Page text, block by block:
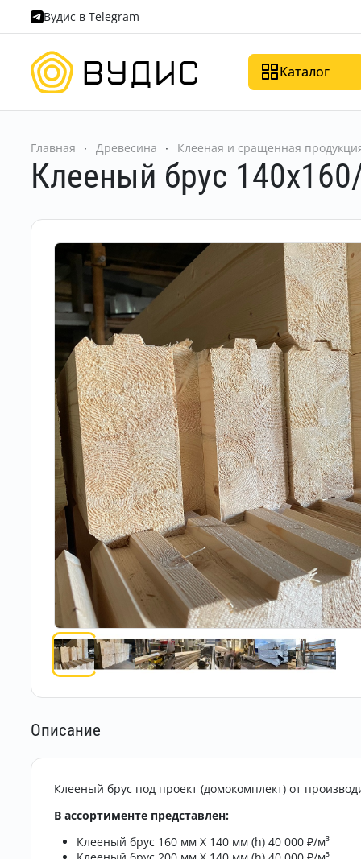
Вудис в Telegram
Каталог
Главная Древесина Клееная и сращенная
Клееный брус
Описание
Клееный брус под проект (домокомплект) от
В ассортименте представлен:
Клееный брус 160 мм Х 140 мм (h) 40 000 ₽/м³